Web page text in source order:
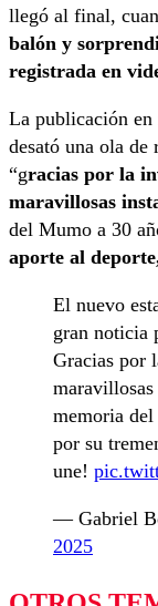
llegó al final,
balón y
registrada en
La publicación en
desató una ola
“gracias por la
maravillosas
del Mumo a 30
aporte al
El nuevo
gran noticia
Gracias por
memoria
por su
une!
— Gabriel
2025